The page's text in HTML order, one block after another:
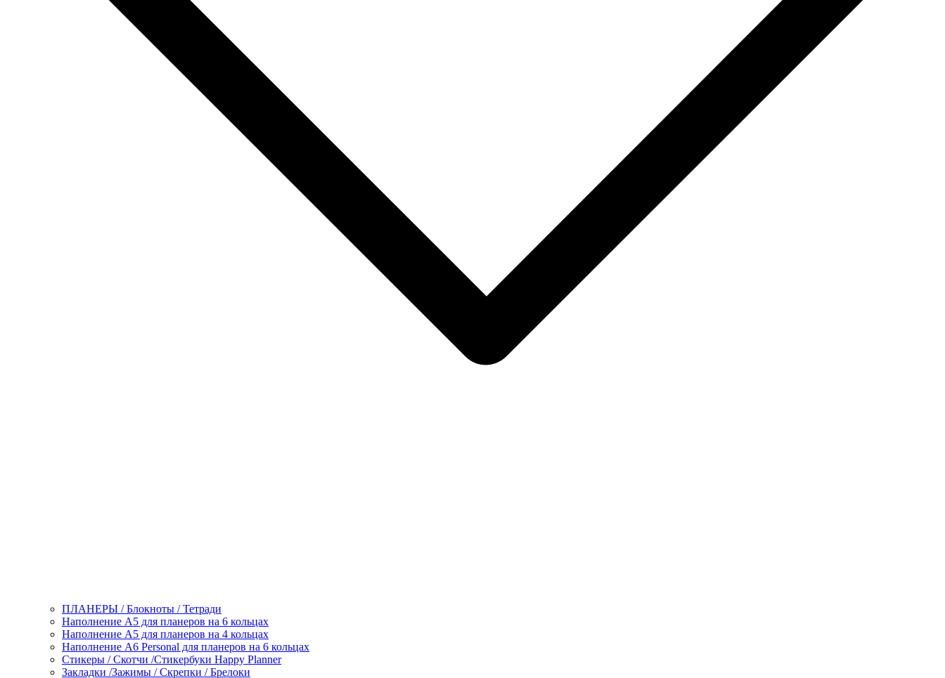
ПЛАНЕРЫ / Блокноты / Тетради
Наполнение А5 для планеров на 6 кольцах
Наполнение А5 для планеров на 4 кольцах
Наполнение А6 Personal для планеров на 6 кольцах
Стикеры / Скотчи /Стикербуки Happy Planner
Закладки /Зажимы / Скрепки / Брелоки